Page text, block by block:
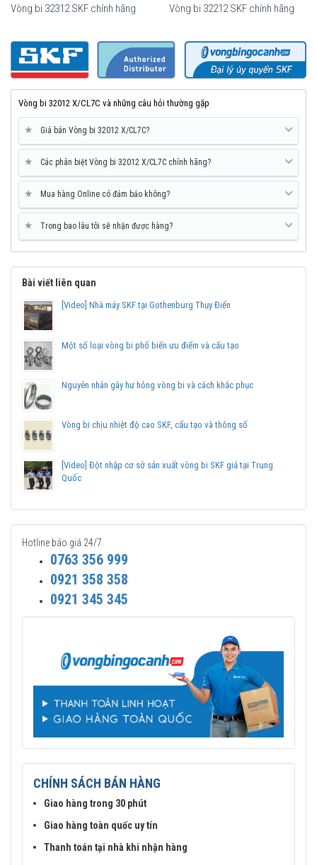
Mua vòng bi SKF 32012 tại các Đại lý uỷ quyền để đảm bảo sản
phẩm chính hãng.
Mua vòng bi bạc đạn SKF 32012 chính hãng ở đâu uy
tín?
Chuyên phân phối các sản phẩm SKF chính hãng, giá cạnh
Liên hệ vớiVòng bi Ngọc Anhđể có báo giá tốt nhất vòng
bi SKF 32012 chính hãng.
Vòng bi 32312 SKF chính hãng Vòng bi 32212 SKF chính hãng
Vòng bi 32012 X/CL7C và những câu hỏi thường gặp
★ Giá bán Vòng bi 32012 X/CL7C?
★ Các phân biệt Vòng bi 32012 X/CL7C chính hãng?
★ Mua hàng Online có đảm bảo không?
★ Trong bao lâu tôi sẽ nhận được hàng?
Bài viết liên quan
[Video] Nhà máy SKF tại Gothenburg Thụy Điển
Một số loại vòng bi phố biến ưu điểm và cấu tạo
Nguyên nhân gây hư hỏng vòng bi và cách khắc phục
Vòng bi chịu nhiệt độ cao SKF, cấu tạo và thông số
[Video] Đột nhập cơ sở sản xuất vòng bi SKF giả tại Trung
Quốc
Hotline báo giá 24/7
0763 356 999
0921 358 358
0921 345 345
CHÍNH SÁCH BÁN HÀNG
Giao hàng trong 30 phút
Giao hàng toàn quốc uy tín
Thanh toán tại nhà khi nhận hàng